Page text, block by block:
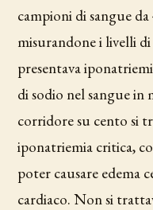
campioni di sangue
misurandone i livelli
presentava
di sodio nel sangue in
corridore su cento si
iponatriemia critica,
poter causare edema
cardiaco. Non si